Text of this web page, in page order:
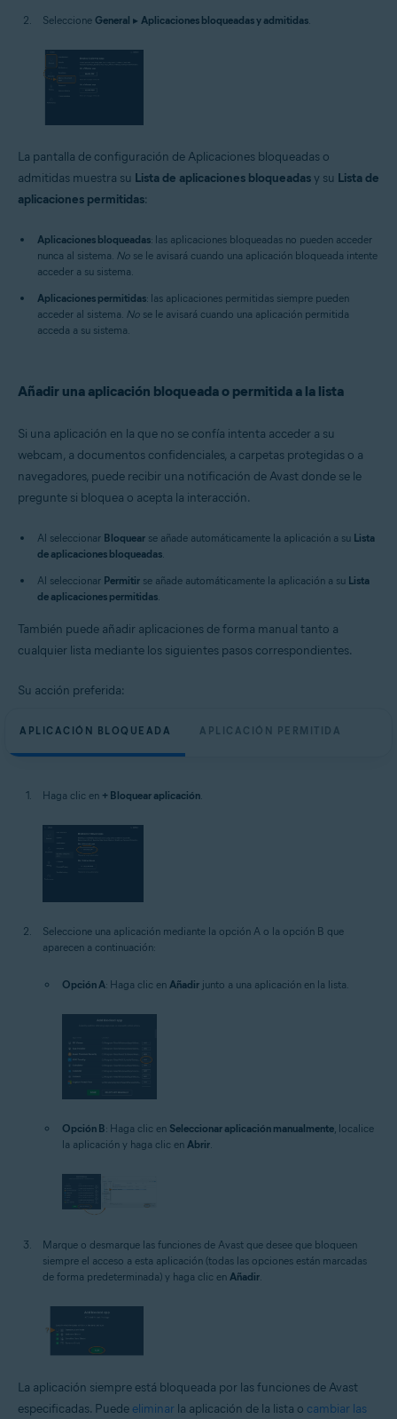
Seleccione General ▸ Aplicaciones bloqueadas y admitidas.
La pantalla de configuración de Aplicaciones bloqueadas o
admitidas muestra su Lista de aplicaciones bloqueadasy su Lista de
aplicaciones permitidas:
Aplicaciones bloqueadas: las aplicaciones bloqueadas no pueden acceder
nunca al sistema. No se le avisará cuando una aplicación bloqueada intente
acceder a su sistema.
Aplicaciones permitidas: las aplicaciones permitidas siempre pueden
acceder al sistema. No se le avisará cuando una aplicación permitida
acceda a su sistema.
Añadir una aplicación bloqueada o permitida a la lista
Si una aplicación en la que no se confía intenta acceder a su
webcam, a documentos confidenciales, a carpetas protegidas o a
navegadores, puede recibir una notificación de Avast donde se le
pregunte si bloquea o acepta la interacción.
Al seleccionar Bloquear se añade automáticamente la aplicación a su Lista
de aplicaciones bloqueadas
Al seleccionar Permitir se añade automáticamente la aplicación a su Lista
de aplicaciones permitidas
También puede añadir aplicaciones de forma manual tanto a
cualquier lista mediante los siguientes pasos correspondientes.
Su acción preferida:
APLICACIÓN BLOQUEADA APLICACIÓN PERMITIDA
Haga clic en + Bloquear aplicación
Seleccione una aplicación mediante la opción A o la opción B que
aparecen a continuación:
Opción A: Haga clic en Añadir junto a una aplicación en la lista.
Opción B: Haga clic en Seleccionar aplicación manualmente , localice
la aplicación y haga clic en Abrir
Marque o desmarque las funciones de Avast que desee que bloqueen
siempre el acceso a esta aplicación (todas las opciones están marcadas
de forma predeterminada) y haga clic en Añadir
La aplicación siempre está bloqueada por las funciones de Avast
especificadas. Puede eliminar la aplicación de la lista o cambiar las